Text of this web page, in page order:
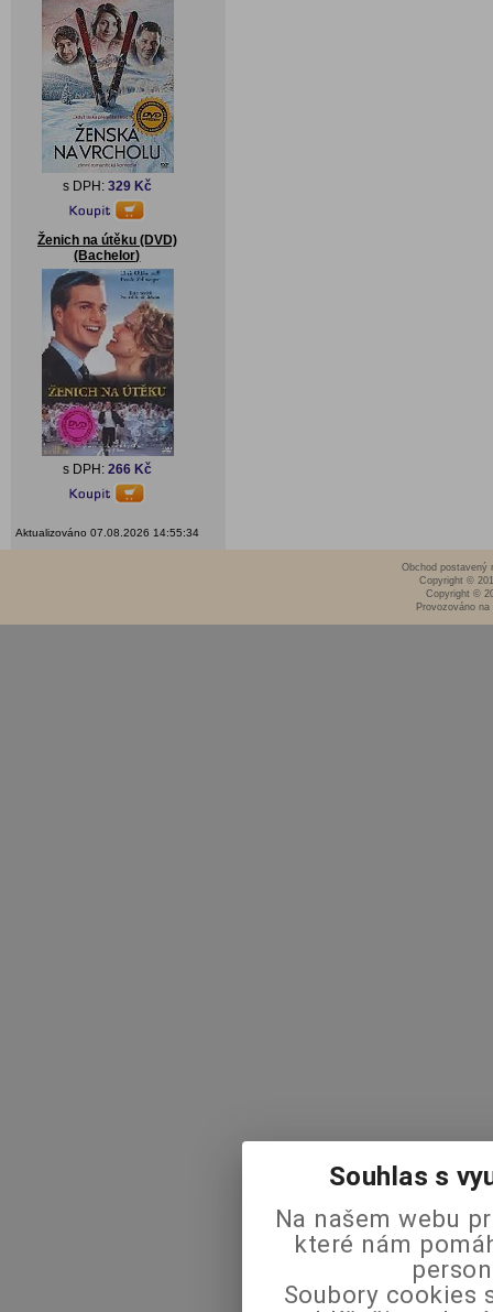
s DPH: 329 Kč
Ženich na útěku (DVD)
(Bachelor)
s DPH: 266 Kč
Aktualizováno 07.08.2026 14:55:34
Obchod postavený
Copyright ©
Copyright ©
Provozováno
Souhlas s
Na našem webu
které nám
Soubory cookies